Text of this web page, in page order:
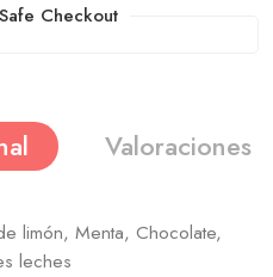
Checkout
Valoraciones
limón, Menta, Chocolate,
leches